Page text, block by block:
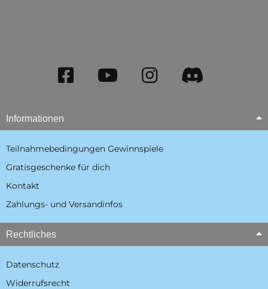
Informationen
Teilnahmebedingungen Gewinnspiele
Gratisgeschenke für dich
Kontakt
Zahlungs- und Versandinfos
Rechtliches
Datenschutz
Widerrufsrecht